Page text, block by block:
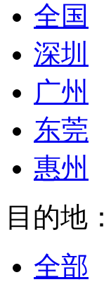
全国
深圳
广州
东莞
惠州
目的地：
全部